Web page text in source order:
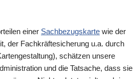
einer Sachbezugskarte wie der
der Fachkräftesicherung u.a. durch
schätzen unsere
und die Tatsache, dass sie